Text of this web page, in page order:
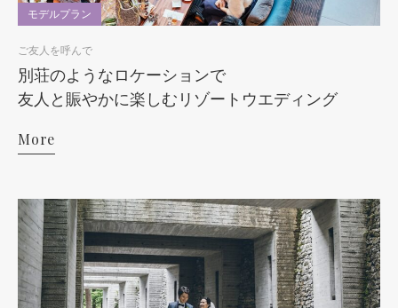
モデルプラン
ご友人を呼んで
別荘のようなロケーションで
友人と賑やかに楽しむリゾートウエディング
More